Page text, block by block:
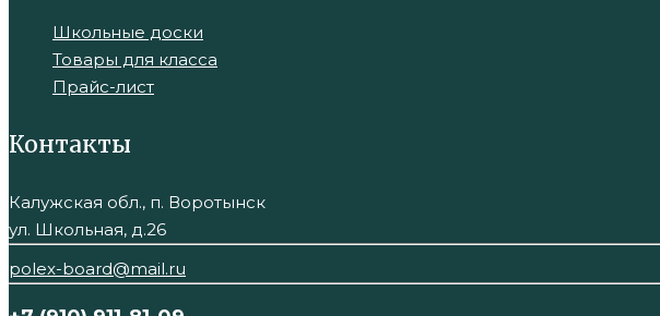
Школьные доски
Товары для класса
Прайс-лист
Контакты
Калужская обл., п. Воротынск
ул. Школьная, д.26
polex-board@mail.ru